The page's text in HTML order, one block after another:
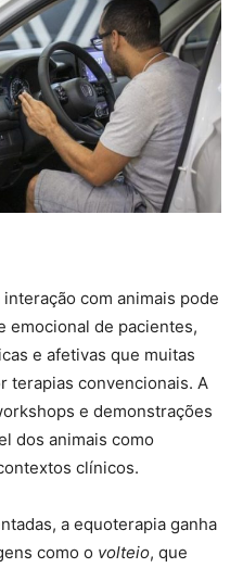
com animais pode
emocional de pacientes,
e afetivas que muitas
terapias convencionais. A
e demonstrações
dos animais como
clínicos.
a equoterapia ganha
como o volteio, que